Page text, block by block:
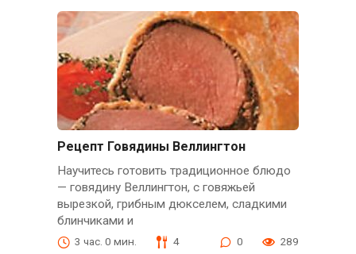
Рецепт Говядины Веллингтон
Научитесь готовить традиционное блюдо
— говядину Веллингтон, с говяжьей
вырезкой, грибным дюкселем, сладкими
блинчиками и
3 час. 0 мин. 4 0 289